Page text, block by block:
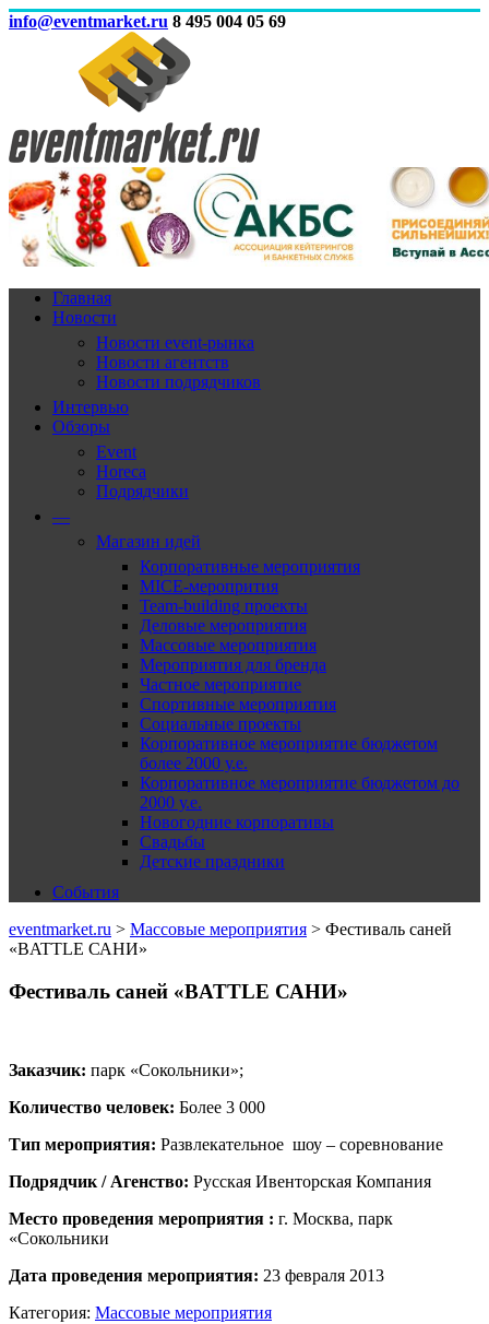
info@eventmarket.ru 8 495 004 05 69
Главная
Новости
Новости event-рынка
Новости агентств
Новости подрядчиков
Интервью
Обзоры
Event
Horeca
Подрядчики
—
Магазин идей
Корпоративные мероприятия
MICE-меропрития
Team-building проекты
Деловые мероприятия
Массовые мероприятия
Мероприятия для бренда
Частное мероприятие
Спортивные мероприятия
Социальные проекты
Корпоративное мероприятие бюджетом
более 2000 у.е.
Корпоративное мероприятие бюджетом до
2000 у.е.
Новогодние корпоративы
Свадьбы
Детские праздники
События
eventmarket.ru > Массовые мероприятия > Фестиваль саней
«BATTLE САНИ»
Фестиваль саней «BATTLE САНИ»
Заказчик: парк «Сокольники»;
Количество человек: Более 3 000
Тип мероприятия: Развлекательное шоу – соревнование
Подрядчик / Агенство: Русская Ивенторская Компания
Место проведения мероприятия : г. Москва, парк
«Сокольники
Дата проведения мероприятия: 23 февраля 2013
Категория: Массовые мероприятия